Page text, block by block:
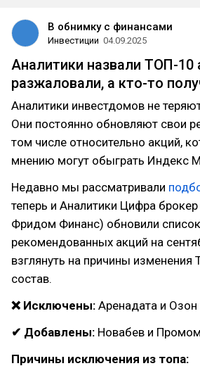
В обнимку с финансами
Инвестиции 04.09.2025
Аналитики назвали ТОП-10
разжаловали, а кто-то
Аналитики инвестдомов не
Они постоянно обновляют свои
том числе относительно акций,
мнению могут обыграть Индекс
Недавно мы рассматривали
теперь и Аналитики Цифра
Фридом Финанс) обновили список
рекомендованных акций на
взглянуть на причины изменения
состав.
❌ Исключены: Аренадата и
✔ Добавлены: Новабев и
Причины исключения из топа: